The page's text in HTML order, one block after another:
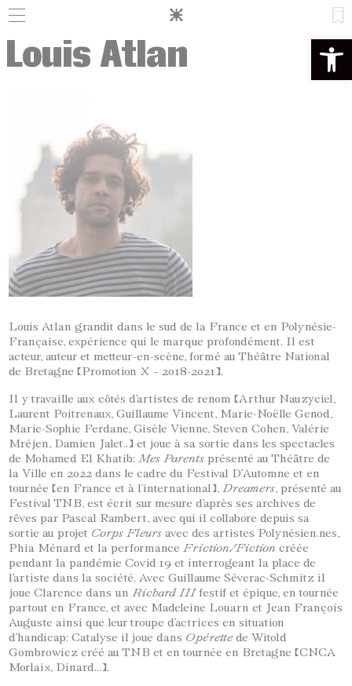
Ouvrir
Louis Atlan
Louis Atlan grandit dans le sud de la France et en Polynésie-
Française, expérience qui le marque profondément. Il est
acteur, auteur et metteur-en-scène, formé au Théâtre National
de Bretagne (Promotion X – 2018-2021).
Il y travaille aux côtés d’artistes de renom (Arthur Nauzyciel,
Laurent Poitrenaux, Guillaume Vincent, Marie-Noëlle Genod,
Marie-Sophie Ferdane, Gisèle Vienne, Steven Cohen, Valérie
Mréjen, Damien Jalet..) et joue à sa sortie dans les spectacles
de Mohamed El Khatib: Mes Parents présenté au Théâtre de
la Ville en 2022 dans le cadre du Festival D’Automne et en
tournée (en France et à l’international), Dreamers , présenté au
Festival TNB, est écrit sur mesure d’après ses archives de
rêves par Pascal Rambert, avec qui il collabore depuis sa
sortie au projet Corps Fleurs avec des artistes Polynésien.nes,
Phia Ménard et la performance Friction/Fiction créée
pendant la pandémie Covid 19 et interrogeant la place de
l’artiste dans la société. Avec Guillaume Séverac-Schmitz il
joue Clarence dans un Richard III festif et épique, en tournée
partout en France, et avec Madeleine Louarn et Jean François
Auguste ainsi que leur troupe d’actrices en situation
d’handicap: Catalyse il joue dans Opérette de Witold
Gombrowicz créé au TNB et en tournée en Bretagne (CNCA
Morlaix, Dinard…).
Panneau de gestion des cookies